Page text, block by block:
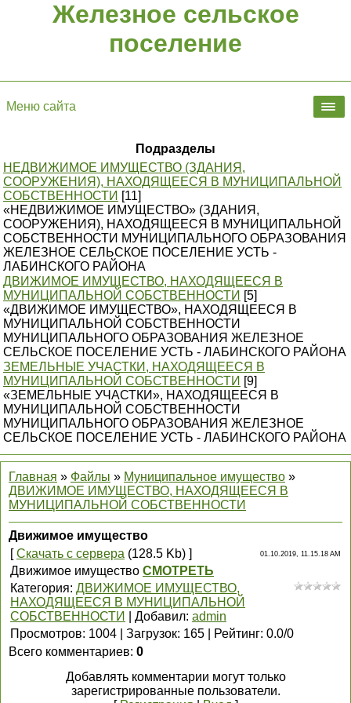
Железное сельское
поселение
Меню сайта
Подразделы
НЕДВИЖИМОЕ ИМУЩЕСТВО (ЗДАНИЯ,
СООРУЖЕНИЯ), НАХОДЯЩЕЕСЯ В МУНИЦИПАЛЬНОЙ
СОБСТВЕННОСТИ [11]
«НЕДВИЖИМОЕ ИМУЩЕСТВО» (ЗДАНИЯ,
СООРУЖЕНИЯ), НАХОДЯЩЕЕСЯ В МУНИЦИПАЛЬНОЙ
СОБСТВЕННОСТИ МУНИЦИПАЛЬНОГО ОБРАЗОВАНИЯ
ЖЕЛЕЗНОЕ СЕЛЬСКОЕ ПОСЕЛЕНИЕ УСТЬ -
ЛАБИНСКОГО РАЙОНА
ДВИЖИМОЕ ИМУЩЕСТВО, НАХОДЯЩЕЕСЯ В
МУНИЦИПАЛЬНОЙ СОБСТВЕННОСТИ [5]
«ДВИЖИМОЕ ИМУЩЕСТВО», НАХОДЯЩЕЕСЯ В
МУНИЦИПАЛЬНОЙ СОБСТВЕННОСТИ
МУНИЦИПАЛЬНОГО ОБРАЗОВАНИЯ ЖЕЛЕЗНОЕ
СЕЛЬСКОЕ ПОСЕЛЕНИЕ УСТЬ - ЛАБИНСКОГО РАЙОНА
ЗЕМЕЛЬНЫE УЧАСТКИ, НАХОДЯЩЕЕСЯ В
МУНИЦИПАЛЬНОЙ СОБСТВЕННОСТИ [9]
«ЗЕМЕЛЬНЫE УЧАСТКИ», НАХОДЯЩЕЕСЯ В
МУНИЦИПАЛЬНОЙ СОБСТВЕННОСТИ
МУНИЦИПАЛЬНОГО ОБРАЗОВАНИЯ ЖЕЛЕЗНОЕ
СЕЛЬСКОЕ ПОСЕЛЕНИЕ УСТЬ - ЛАБИНСКОГО РАЙОНА
Главная » Файлы » Муниципальное имущество »
ДВИЖИМОЕ ИМУЩЕСТВО, НАХОДЯЩЕЕСЯ В
МУНИЦИПАЛЬНОЙ СОБСТВЕННОСТИ
Движимое имущество
[Скачать с сервера (128.5 Kb) ] 01.10.2019, 11.15.18 AM
Движимое имущество СМОТРЕТЬ
Категория: ДВИЖИМОЕ ИМУЩЕСТВО,
НАХОДЯЩЕЕСЯ В МУНИЦИПАЛЬНОЙ
СОБСТВЕННОСТИ
Добавил: admin
Просмотров: 1004 Загрузок: 165 Рейтинг: 0.0/0
Всего комментариев: 0
Добавлять комментарии могут только
зарегистрированные пользователи.